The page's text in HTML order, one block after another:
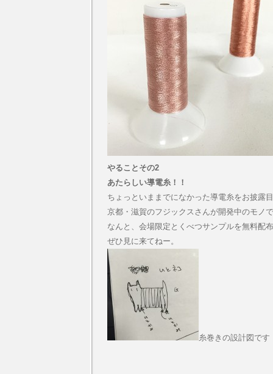
やることその2
あたらしい導電糸！！
ちょっといままでになかった導電糸をお披露
京都・滋賀のフジックスさんが開発中のモノ
なんと、会場限定とくべつサンプルを無料配
ぜひ見に来てねー。
糸巻きの設計図です